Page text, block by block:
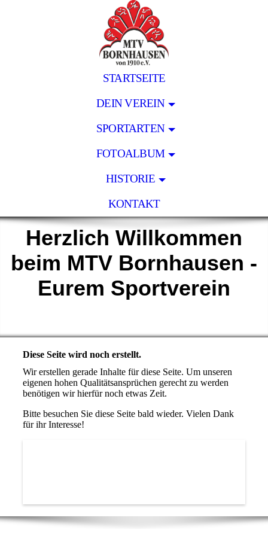
STARTSEITE
DEIN VEREIN
SPORTARTEN
FOTOALBUM
HISTORIE
KONTAKT
Herzlich Willkommen
beim MTV Bornhausen -
Eurem Sportverein
Diese Seite wird noch erstellt.
Wir erstellen gerade Inhalte für diese Seite. Um unseren
eigenen hohen Qualitätsansprüchen gerecht zu werden
benötigen wir hierfür noch etwas Zeit.
Bitte besuchen Sie diese Seite bald wieder. Vielen Dank
für ihr Interesse!